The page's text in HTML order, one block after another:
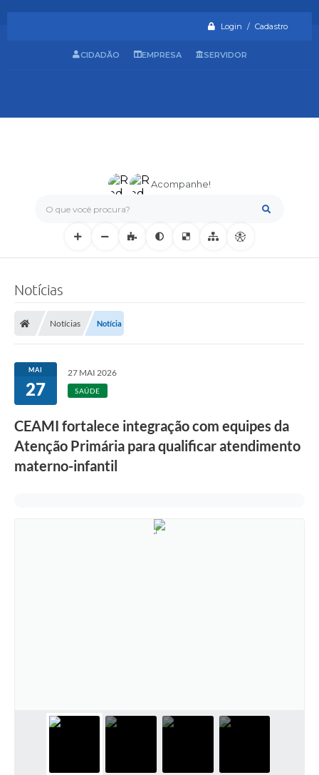
Login / Cadastro
O que você procura?
Acompanhe!
CIDADÃO EMPRESA SERVIDOR
Notícias
Notícias Notícia
MAI
27
27 MAI 2026
SAÚDE
CEAMI fortalece integração com equipes da
Atenção Primária para qualificar atendimento
materno-infantil